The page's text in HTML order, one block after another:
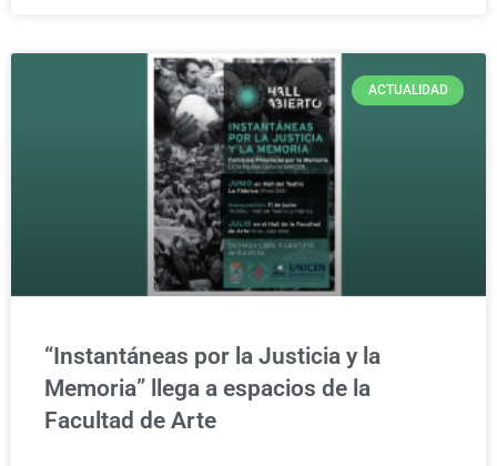
ACTUALIDAD
“Instantáneas por la Justicia y la
Memoria” llega a espacios de la
Facultad de Arte